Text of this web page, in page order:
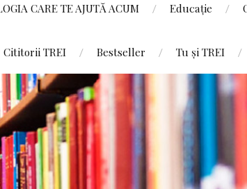
CARE TE AJUTĂ ACUM Educație
Cititorii TREI Bestseller Tu și TREI